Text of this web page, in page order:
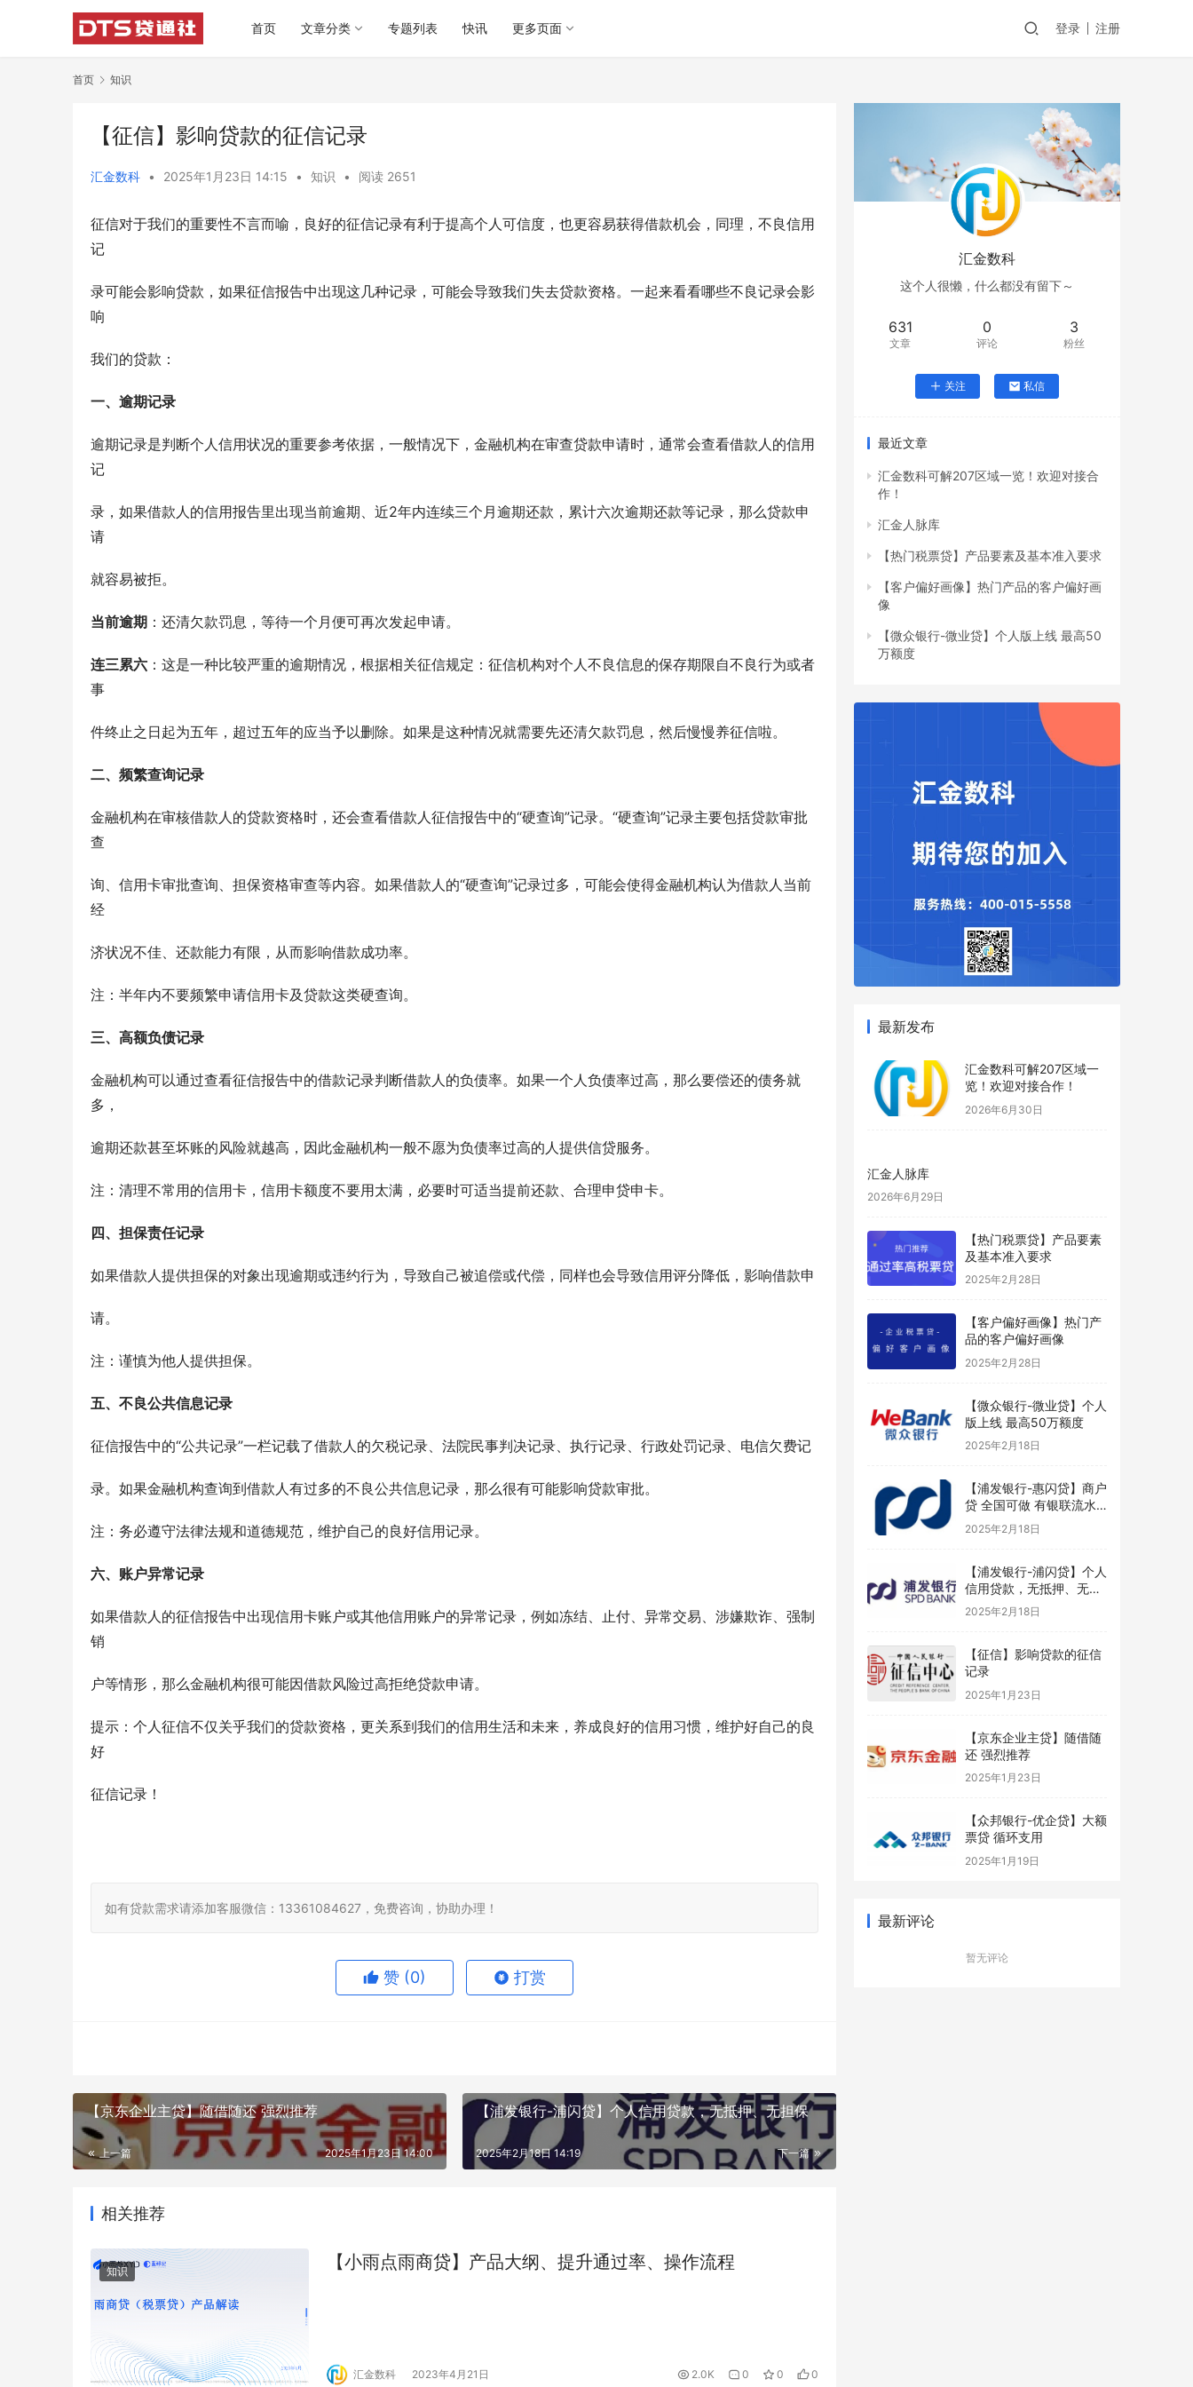
首页 文章分类 专题列表 快讯 更多页面 登录 注册
首页 知识
【征信】影响贷款的征信记录
汇金数科 • 2025年1月23日 14:15 • 知识 • 阅读 2651
征信对于我们的重要性不言而喻，良好的征信记录有利于提高个人可信度，也更容易获得借款机会，同理，不良信用
记
录可能会影响贷款，如果征信报告中出现这几种记录，可能会导致我们失去贷款资格。一起来看看哪些不良记录会影
响
我们的贷款：
一、逾期记录
逾期记录是判断个人信用状况的重要参考依据，一般情况下，金融机构在审查贷款申请时，通常会查看借款人的信用
记
录，如果借款人的信用报告里出现当前逾期、近2年内连续三个月逾期还款，累计六次逾期还款等记录，那么贷款申
请
就容易被拒。
当前逾期 ：还清欠款罚息，等待一个月便可再次发起申请。
连三累六 ：这是一种比较严重的逾期情况，根据相关征信规定：征信机构对个人不良信息的保存期限自不良行为或者
事
件终止之日起为五年，超过五年的应当予以删除。如果是这种情况就需要先还清欠款罚息，然后慢慢养征信啦。
二、频繁查询记录
金融机构在审核借款人的贷款资格时，还会查看借款人征信报告中的“硬查询”记录。“硬查询”记录主要包括贷款审批
查
询、信用卡审批查询、担保资格审查等内容。如果借款人的“硬查询”记录过多，可能会使得金融机构认为借款人当前
经
济状况不佳、还款能力有限，从而影响借款成功率。
注：半年内不要频繁申请信用卡及贷款这类硬查询。
三、高额负债记录
金融机构可以通过查看征信报告中的借款记录判断借款人的负债率。如果一个人负债率过高，那么要偿还的债务就
多，
逾期还款甚至坏账的风险就越高，因此金融机构一般不愿为负债率过高的人提供信贷服务。
注：清理不常用的信用卡，信用卡额度不要用太满，必要时可适当提前还款、合理申贷申卡。
四、担保责任记录
如果借款人提供担保的对象出现逾期或违约行为，导致自己被追偿或代偿，同样也会导致信用评分降低，影响借款申
请。
注：谨慎为他人提供担保。
五、不良公共信息记录
征信报告中的“公共记录”一栏记载了借款人的欠税记录、法院民事判决记录、执行记录、行政处罚记录、电信欠费记
录。如果金融机构查询到借款人有过多的不良公共信息记录，那么很有可能影响贷款审批。
注：务必遵守法律法规和道德规范，维护自己的良好信用记录。
六、账户异常记录
如果借款人的征信报告中出现信用卡账户或其他信用账户的异常记录，例如冻结、止付、异常交易、涉嫌欺诈、强制
销
户等情形，那么金融机构很可能因借款风险过高拒绝贷款申请。
提示：个人征信不仅关乎我们的贷款资格，更关系到我们的信用生活和未来，养成良好的信用习惯，维护好自己的良
好
征信记录！
如有贷款需求请添加客服微信：13361084627，免费咨询，协助办理！
赞 (0) 打赏
【京东企业主贷】随借随还 强烈推荐
上一篇 2025年1月23日 14:00
【浦发银行-浦闪贷】个人信用贷款，无抵押、无担保
下一篇
2025年2月18日 14:19
相关推荐
知识 【小雨点雨商贷】产品大纲、提升通过率、操作流程
汇金数科 2023年4月21日 2.0K 0 0 0
汇金数科
这个人很懒，什么都没有留下～
631
文章
0
评论
3
粉丝
关注 私信
最近文章
汇金数科可解207区域一览！欢迎对接合
作！
汇金人脉库
【热门税票贷】产品要素及基本准入要求
【客户偏好画像】热门产品的客户偏好画
像
【微众银行-微业贷】个人版上线 最高50
万额度
最新发布
汇金数科可解207区域一
览！欢迎对接合作！
2026年6月30日
汇金人脉库
2026年6月29日
【热门税票贷】产品要素
及基本准入要求
2025年2月28日
【客户偏好画像】热门产
品的客户偏好画像
2025年2月28日
【微众银行-微业贷】个人
版上线 最高50万额度
2025年2月18日
【浦发银行-惠闪贷】商户
贷 全国可做 有银联流水
好申请
2025年2月18日
【浦发银行-浦闪贷】个人
信用贷款，无抵押、无担
保
2025年2月18日
【征信】影响贷款的征信
记录
2025年1月23日
【京东企业主贷】随借随
还 强烈推荐
2025年1月23日
【众邦银行-优企贷】大额
票贷 循环支用
2025年1月19日
最新评论
暂无评论